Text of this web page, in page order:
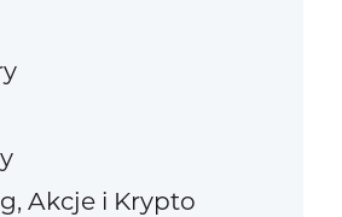
Akcje i Krypto